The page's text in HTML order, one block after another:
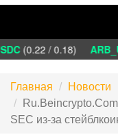
(0.22 / 0.18)
Главная
Новости
SEC из-за